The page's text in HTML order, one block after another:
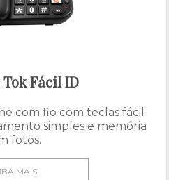
Fácil ID
com fio com teclas fácil
simples e memória
fotos.
MAIS